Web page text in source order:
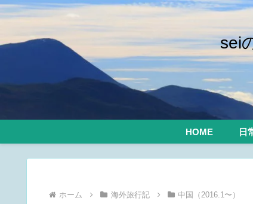
sei
HOME 日
ホーム 海外旅行記 中国（2016.1〜）